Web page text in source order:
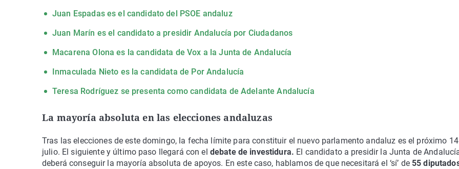
Juan Espadas es el candidato del PSOE andaluz
Juan Marín es el candidato a presidir Andalucía por Ciudadanos
Macarena Olona es la candidata de Vox a la Junta de Andalucía
Inmaculada Nieto es la candidata de Por Andalucía
Teresa Rodríguez se presenta como candidata de Adelante Andalucía
La mayoría absoluta en las elecciones andaluzas
Tras las elecciones de este domingo, la fecha límite para constituir el nuevo parlamento andaluz es el próximo
julio. El siguiente y último paso llegará con el debate de investidura. El candidato a presidir la Junta de
deberá conseguir la mayoría absoluta de apoyos. En este caso, hablamos de que necesitará el ‘sí’ de55